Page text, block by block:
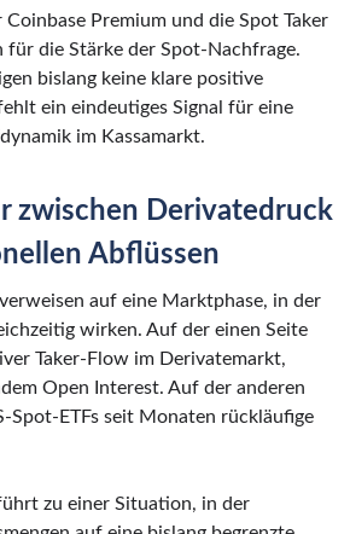
Premium und die Spot Taker
für die Stärke der Spot-Nachfrage.
bislang keine klare positive
ein eindeutiges Signal für eine
im Kassamarkt.
zwischen Derivatedruck
Abflüssen
auf eine Marktphase, in der
wirken. Auf der einen Seite
Taker-Flow im Derivatemarkt,
Open Interest. Auf der anderen
Spot-ETFs seit Monaten rückläufige
zu einer Situation, in der